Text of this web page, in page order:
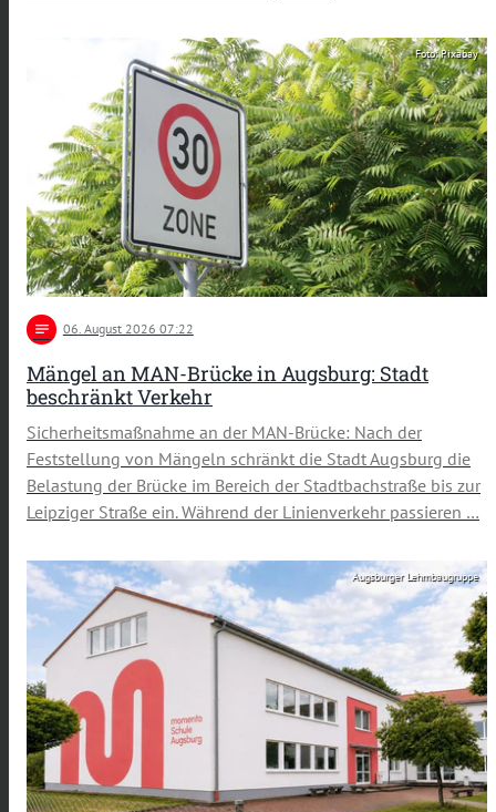
Foto: Pixabay
notes 06. August 2026 07:22
Mängel an MAN-Brücke in Augsburg: Stadt
beschränkt Verkehr
Sicherheitsmaßnahme an der MAN-Brücke: Nach der
Feststellung von Mängeln schränkt die Stadt Augsburg die
Belastung der Brücke im Bereich der Stadtbachstraße bis zur
Leipziger Straße ein. Während der Linienverkehr passieren …
Augsburger Lehmbaugruppe